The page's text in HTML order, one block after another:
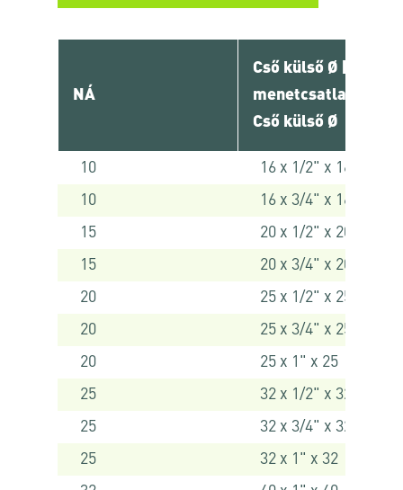
NÁ
Cső külső Ø [ mm ] x
menetcsatlakozó x
Cső külső Ø
10
16 x 1/2" x 16
10
16 x 3/4" x 16
15
20 x 1/2" x 20
15
20 x 3/4" x 20
20
25 x 1/2" x 25
20
25 x 3/4" x 25
20
25 x 1" x 25
25
32 x 1/2" x 32
25
32 x 3/4" x 32
25
32 x 1" x 32